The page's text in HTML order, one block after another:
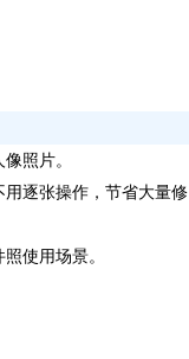
照片。
逐张操作，节省大量修
使用场景。